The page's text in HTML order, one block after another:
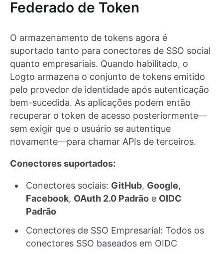
Federado de Token
O armazenamento de tokens agora é
suportado tanto para conectores de SSO social
quanto empresariais. Quando habilitado, o
Logto armazena o conjunto de tokens emitido
pelo provedor de identidade após autenticação
bem-sucedida. As aplicações podem então
recuperar o token de acesso posteriormente—
sem exigir que o usuário se autentique
novamente—para chamar APIs de terceiros.
Conectores suportados:
Conectores sociais: GitHub, Google,
Facebook, OAuth 2.0 Padrão e OIDC
Padrão
Conectores de SSO Empresarial: Todos os
conectores SSO baseados em OIDC